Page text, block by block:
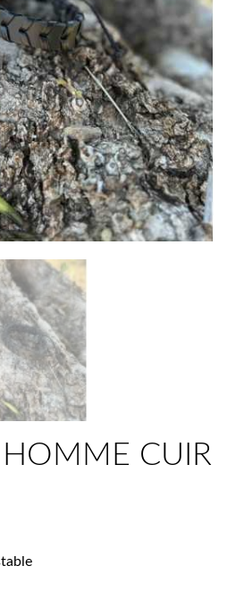
HOMME CUIR